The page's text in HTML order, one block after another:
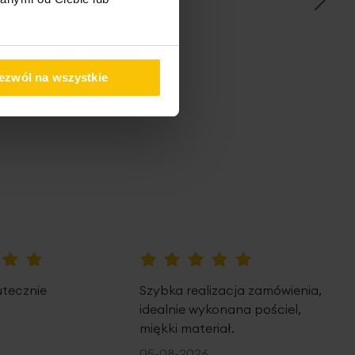
na wszystkie
Szybka realizacja zamówienia,
idealnie wykonana pościel,
miękki materiał.